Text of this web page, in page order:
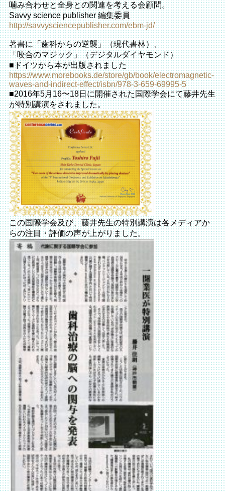
噛み合わせと全身との関連を考える会顧問。
Savvy science publisher 編集委員
http://savvysciencepublisher.com/ebm-jd/
著書に「歯科からの逆襲」（現代書林）、
「咬合のマジック」（デジタルダイヤモンド）
■ドイツから本が出版されました
https://www.morebooks.de/store/gb/book/electromagnetic-
waves-and-indirect-effect/isbn/978-3-659-69995-5
■2016年5月16〜18日に開催された国際学会にて藤井先生
が特別講演をされました。
この国際学会及び、藤井先生の特別講演は各メディアか
らの注目・評価の声が上がりました。